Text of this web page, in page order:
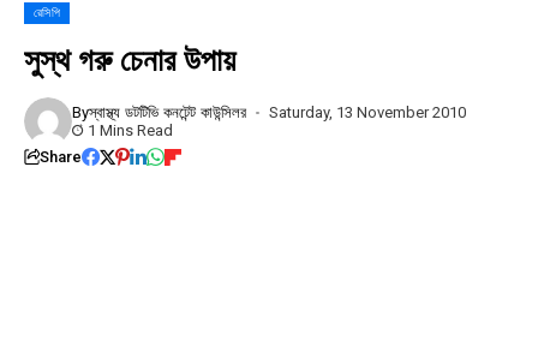
রেসিপি
সুস্থ গরু চেনার উপায়
Byস্বাস্থ্য ডটটিভি কনটেন্ট কাউন্সিলর
Saturday, 13 November 2010
1 Mins Read
Share